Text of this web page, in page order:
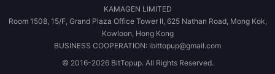
KAMAGEN LIMITED
Room 1508, 15/F, Grand Plaza Office Tower II, 625 Nathan Road, Mong Kok,
Kowloon, Hong Kong
BUSINESS COOPERATION: ibittopup@gmail.com
© 2016-2026 BitTopup. All Rights Reserved.